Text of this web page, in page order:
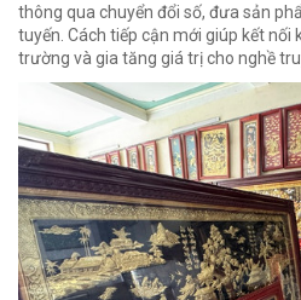
thông qua chuyển đổi số, đưa sản
tuyến. Cách tiếp cận mới giúp kết nối
trường và gia tăng giá trị cho nghề